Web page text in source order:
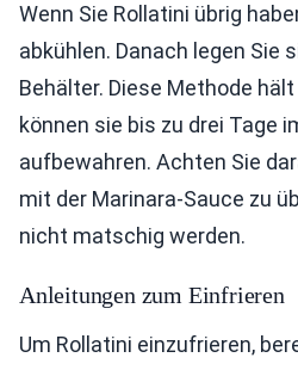
Wenn Sie Rollatini übrig
abkühlen. Danach legen Sie
Behälter. Diese Methode
können sie bis zu drei Tage
aufbewahren. Achten Sie
mit der Marinara-Sauce zu
nicht matschig werden.
Anleitungen zum Einfrieren
Um Rollatini einzufrieren,